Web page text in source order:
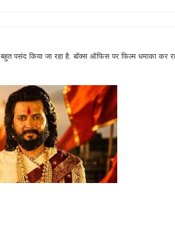
बहुत पसंद किया जा रहा है. बॉक्स ऑफिस पर फिल्म धमाका कर